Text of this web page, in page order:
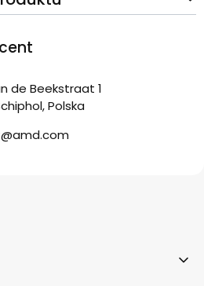
de Beekstraat 1
Polska